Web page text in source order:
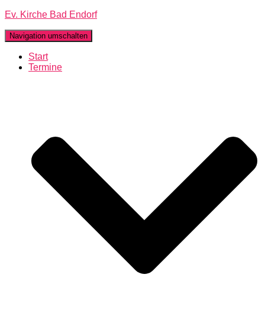
Ev. Kirche Bad Endorf
Navigation umschalten
Start
Termine